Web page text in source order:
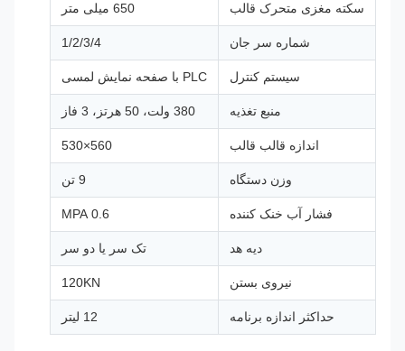
سکته مغزی متحرک قالب
شماره سر جان 1/2/3/4
سیستم کنترل PLC با صفحه نمایش لمسی
منبع تغذیه
اندازه قالب قالب
وزن دستگاه
فشار آب خنک کننده
دیه هد تک سر یا دو سر
نیروی بستن 120KN
حداکثر اندازه برنامه